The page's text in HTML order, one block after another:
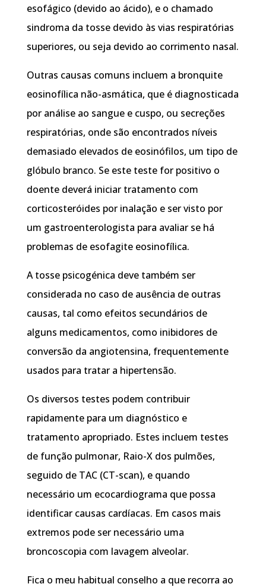
esofágico (devido ao ácido), e o chamado
sindroma da tosse devido às vias respiratórias
superiores, ou seja devido ao corrimento nasal.
Outras causas comuns incluem a bronquite
eosinofílica não-asmática, que é diagnosticada
por análise ao sangue e cuspo, ou secreções
respiratórias, onde são encontrados níveis
demasiado elevados de eosinófilos, um tipo de
glóbulo branco. Se este teste for positivo o
doente deverá iniciar tratamento com
corticosteróides por inalação e ser visto por
um gastroenterologista para avaliar se há
problemas de esofagite eosinofílica.
A tosse psicogénica deve também ser
considerada no caso de ausência de outras
causas, tal como efeitos secundários de
alguns medicamentos, como inibidores de
conversão da angiotensina, frequentemente
usados para tratar a hipertensão.
Os diversos testes podem contribuir
rapidamente para um diagnóstico e
tratamento apropriado. Estes incluem testes
de função pulmonar, Raio-X dos pulmões,
seguido de TAC (CT-scan), e quando
necessário um ecocardiograma que possa
identificar causas cardíacas. Em casos mais
extremos pode ser necessário uma
broncoscopia com lavagem alveolar.
Fica o meu habitual conselho a que recorra ao